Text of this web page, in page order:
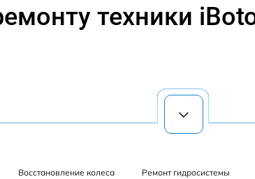
техники
Восстановление колеса Ремонт гидросистемы